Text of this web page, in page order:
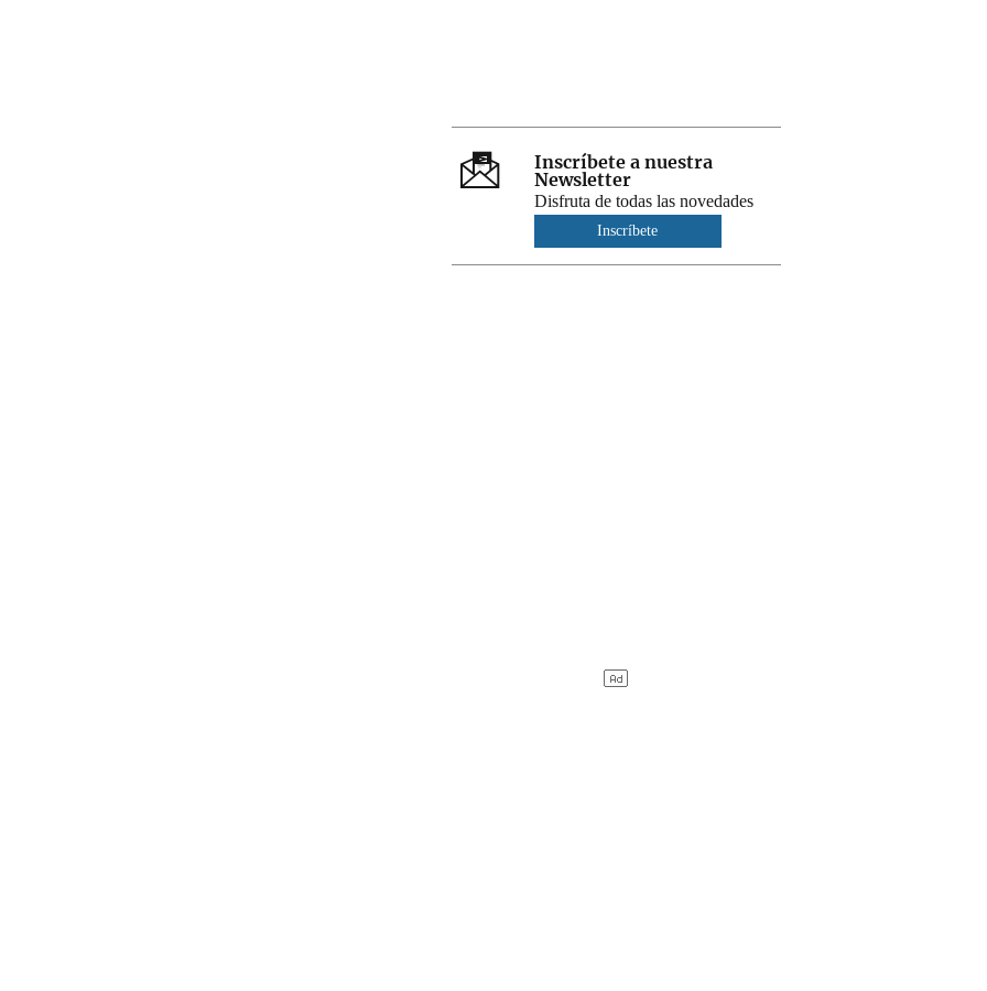
Inscríbete a nuestra
Newsletter
Disfruta de todas las novedades
Inscríbete